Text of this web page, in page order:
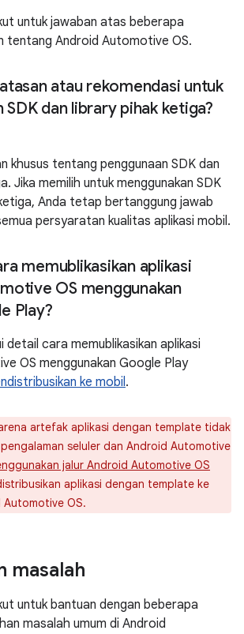
untuk jawaban atas beberapa
tentang Android Automotive OS.
atau rekomendasi untuk
SDK dan library pihak ketiga?
khusus tentang penggunaan SDK dan
Jika memilih untuk menggunakan SDK
Anda tetap bertanggung jawab
persyaratan kualitas aplikasi mobil.
memublikasikan aplikasi
OS menggunakan
Play?
detail cara memublikasikan aplikasi
OS menggunakan Google Play
ke mobil.
artefak aplikasi dengan template tidak
seluler dan Android Automotive
jalur Android Automotive OS
aplikasi dengan template ke
OS.
masalah
untuk bantuan dengan beberapa
masalah umum di Android